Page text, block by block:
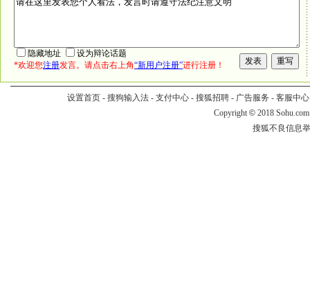
隐藏地址
设为辩论话题
*欢迎您注册发言。请点击右上角“新用户注册”进行注册！
设置首页- 搜狗输入法- 支付中心- 搜狐招聘- 广告服务 - 客服中心
Copyright © 2018
搜狐不良信息